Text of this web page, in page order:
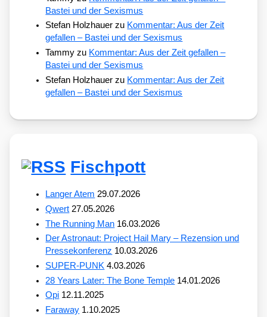
Bastei und der Sexismus
Stefan Holzhauer zu Kommentar: Aus der Zeit
gefallen – Bastei und der Sexismus
Tammy zu Kommentar: Aus der Zeit gefallen –
Bastei und der Sexismus
Stefan Holzhauer zu Kommentar: Aus der Zeit
gefallen – Bastei und der Sexismus
Fischpott
Langer Atem 29.07.2026
Qwert 27.05.2026
The Running Man 16.03.2026
Der Astronaut: Project Hail Mary – Rezension und
Pressekonferenz 10.03.2026
SUPER-PUNK 4.03.2026
28 Years Later: The Bone Temple 14.01.2026
Opi 12.11.2025
Faraway 1.10.2025